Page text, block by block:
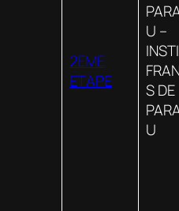
2EME
ETAPE
U –
S DE
U